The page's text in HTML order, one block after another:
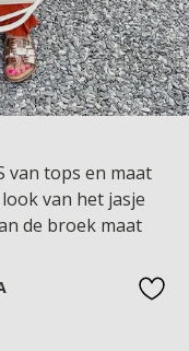
van tops en maat
van het jasje
de broek maat